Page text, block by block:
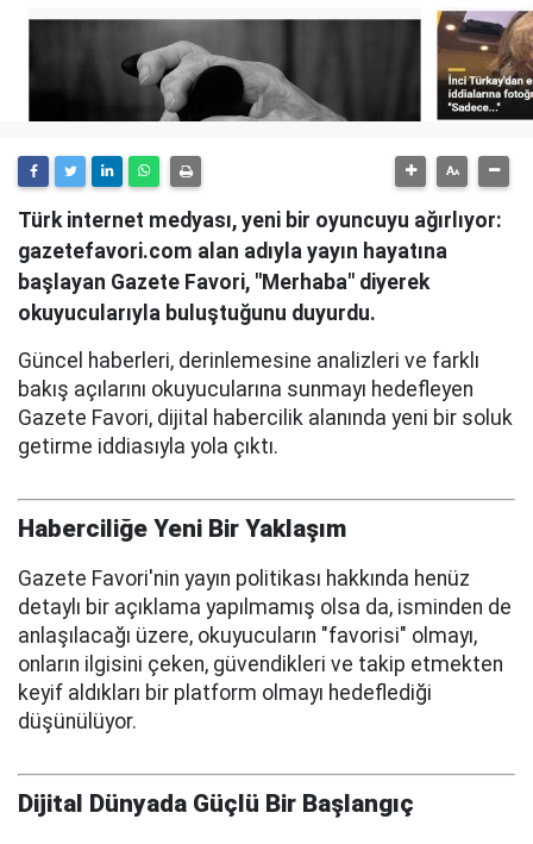
Türk internet medyası, yeni bir oyuncuyu ağırlıyor:
gazetefavori.com alan adıyla yayın hayatına
başlayan Gazete Favori, "Merhaba" diyerek
okuyucularıyla buluştuğunu duyurdu.
Güncel haberleri, derinlemesine analizleri ve farklı
bakış açılarını okuyucularına sunmayı hedefleyen
Gazete Favori, dijital habercilik alanında yeni bir soluk
getirme iddiasıyla yola çıktı.
Haberciliğe Yeni Bir Yaklaşım
Gazete Favori'nin yayın politikası hakkında henüz
detaylı bir açıklama yapılmamış olsa da, isminden de
anlaşılacağı üzere, okuyucuların "favorisi" olmayı,
onların ilgisini çeken, güvendikleri ve takip etmekten
keyif aldıkları bir platform olmayı hedeflediği
düşünülüyor.
Dijital Dünyada Güçlü Bir Başlangıç